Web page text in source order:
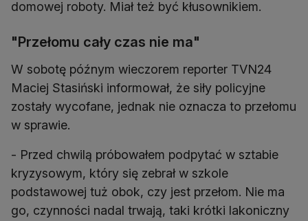
domowej roboty. Miał też być kłusownikiem.
"Przełomu cały czas nie ma"
W sobotę późnym wieczorem reporter TVN24
Maciej Stasiński informował, że siły policyjne
zostały wycofane, jednak nie oznacza to przełomu
w sprawie.
- Przed chwilą próbowałem podpytać w sztabie
kryzysowym, który się zebrał w szkole
podstawowej tuż obok, czy jest przełom. Nie ma
go, czynności nadal trwają, taki krótki lakoniczny